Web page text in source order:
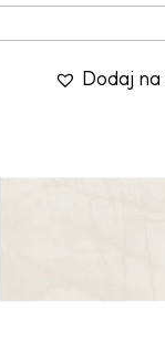
Dodaj